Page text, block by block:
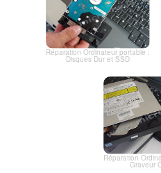
Réparation Ordinateur portable :
Disques Dur et SSD
Réparation
Graveur